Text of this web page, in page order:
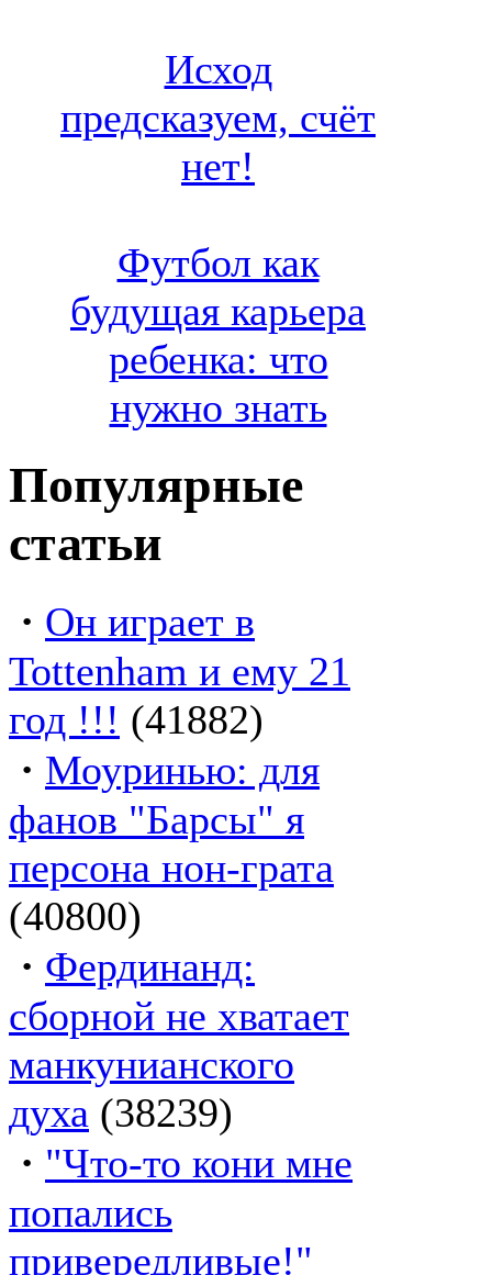
Исход
предсказуем, счёт
нет!
Футбол как
будущая карьера
ребенка: что
нужно знать
Популярные
статьи
· Он играет в
Tottenham и ему 21
год !!! (41882)
· Моуринью: для
фанов "Барсы" я
персона нон-грата
(40800)
· Фердинанд:
сборной не хватает
манкунианского
духа (38239)
· "Что-то кони мне
попались
привередливые!"